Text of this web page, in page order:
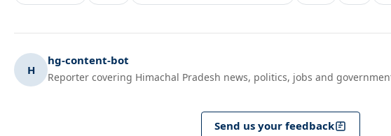
H
hg-content-bot
Reporter covering Himachal Pradesh news, politics, jobs and
Send us your feedback